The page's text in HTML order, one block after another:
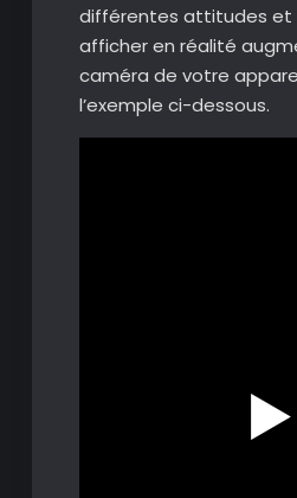
différentes attitudes et
afficher en réalité
caméra de votre
l’exemple ci-dessous.